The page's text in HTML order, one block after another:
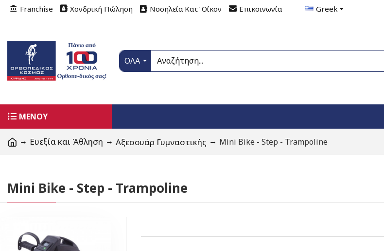
Franchise Χονδρική Πώληση Νοσηλεία Κατ' Οίκον Επικοινωνία Greek
ΟΛΑ
ΜΕΝΟΥ
Ευεξία και Άθληση Αξεσουάρ Γυμναστικής Mini Bike - Step - Trampoline
Mini Bike - Step - Trampoline